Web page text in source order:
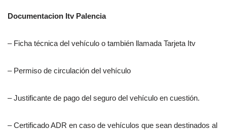
Documentacion Itv Palencia
– Ficha técnica del vehículo o también llamada Tarjeta Itv
– Permiso de circulación del vehículo
– Justificante de pago del seguro del vehículo en cuestión.
– Certificado ADR en caso de vehículos que sean destinados al